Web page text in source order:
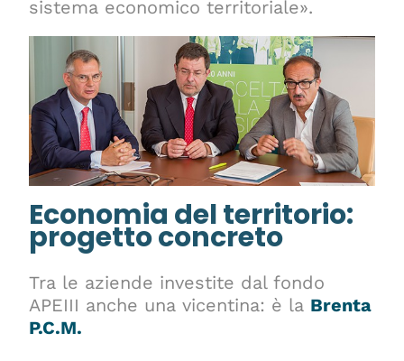
sistema economico territoriale».
Economia del territorio:
progetto concreto
Tra le aziende investite dal fondo
APEIII anche una vicentina: è la Brenta
P.C.M.